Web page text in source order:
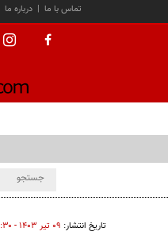
درباره ما | تماس با ما
تاریخ انتشار: ۰۹ تير ۱۴۰۳ - ۱۹:۳۰